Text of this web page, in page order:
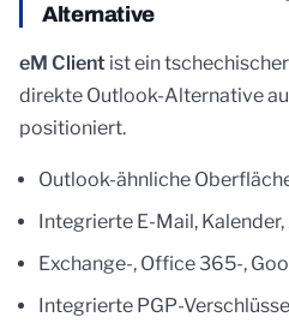
Alternative
eM Client ist ein
direkte Outlook-Alternative
positioniert.
Outlook-ähnliche
Integrierte E-Mail,
Exchange-, Office 365-,
Integrierte PGP-